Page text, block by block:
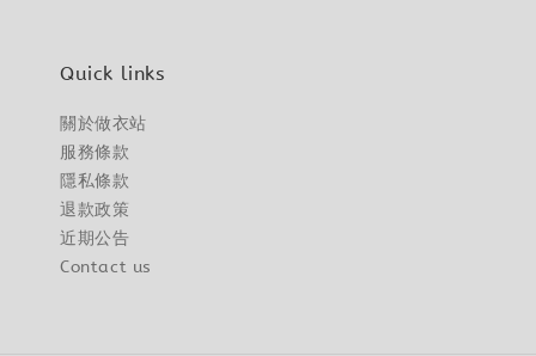
Quick links
關於做衣站
服務條款
隱私條款
退款政策
近期公告
Contact us